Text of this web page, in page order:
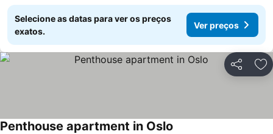
Selecione as datas para ver os preços
exatos.
Ver preços
Partilhar
Penthouse apartment in Oslo